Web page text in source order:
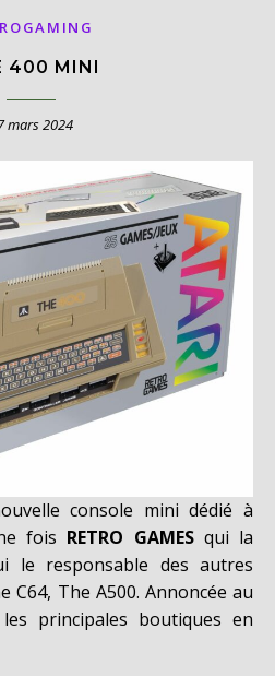
400 MINI
mars 2024
fois RETRO GAMESqui la
le responsable des autres
C64, The A500. Annoncée au
principales boutiques en